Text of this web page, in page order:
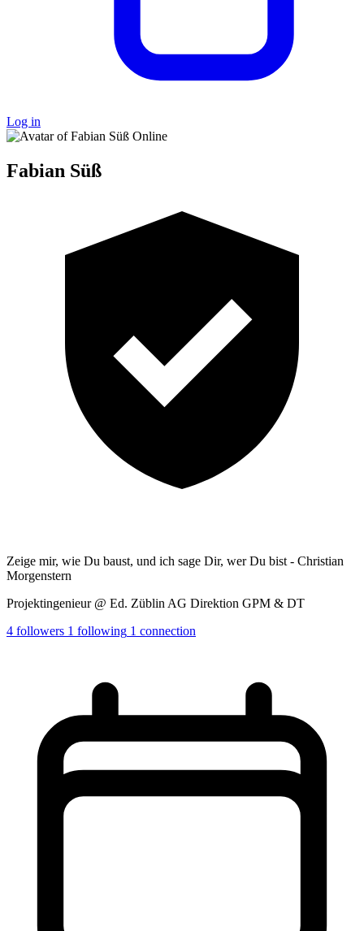
Log in
Online
Fabian Süß
Zeige mir, wie Du baust, und ich sage Dir, wer Du bist - Christian
Morgenstern
Projektingenieur @ Ed. Züblin AG Direktion GPM & DT
4 followers 1 following 1 connection